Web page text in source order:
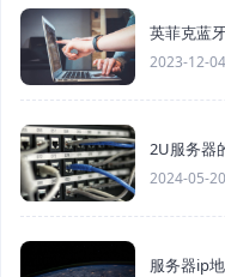
英菲克蓝
2023-12-04
2U服务器
2024-05-20
服务器ip